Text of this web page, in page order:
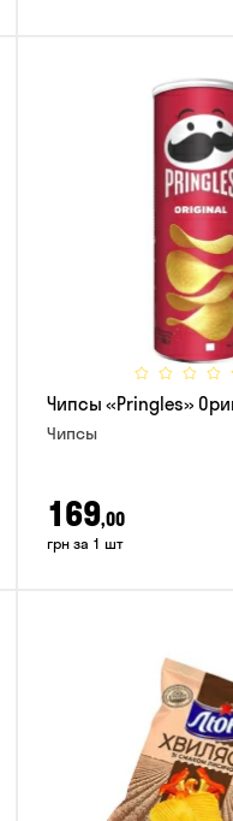
Чипсы «Pringles»
Чипсы
169,00
грн за 1 шт